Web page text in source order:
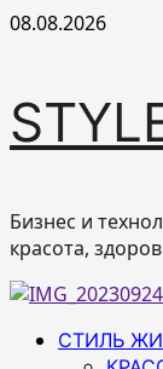
Перейти
08.08.2026
Бизнес и
красота,
Основное
СТИЛЬ